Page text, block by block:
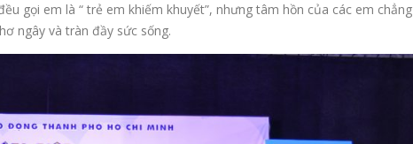
gọi em là “ trẻ em khiếm khuyết”, nhưng tâm hồn của các em chẳng
ngây và tràn đầy sức sống.